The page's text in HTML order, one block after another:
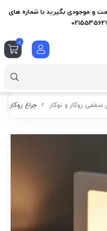
سقفی روکار و توکار چراغ روکار اس ام دی آویسا
و موجودی بگیرید با شماره های
0